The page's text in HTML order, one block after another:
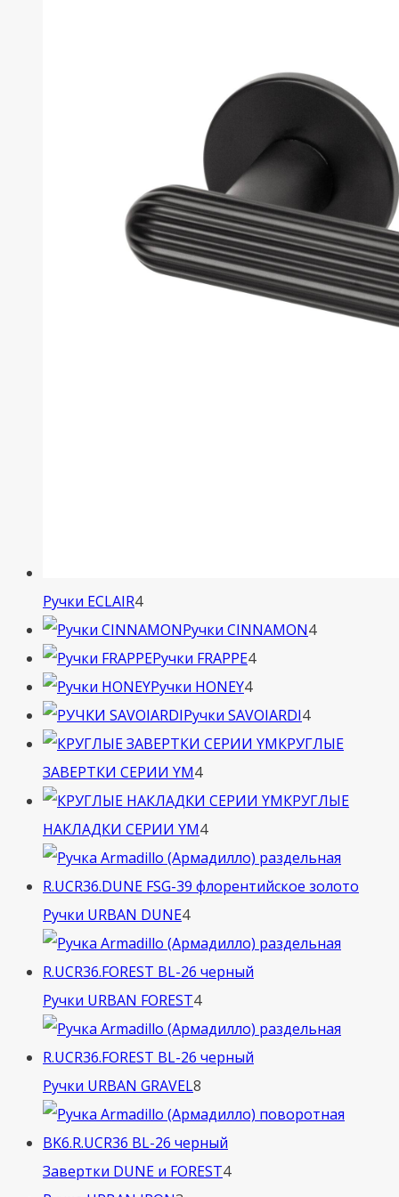
Ручки ECLAIR44
товараРучки CINNAMON44
Ручки FRAPPE44
Ручки HONEY44
товара
Ручки SAVOIARDI44
товара
КРУГЛЫЕ
ЗАВЕРТКИ СЕРИИ YM44
товара
КРУГЛЫЕ
НАКЛАДКИ СЕРИИ YM44
товара
Ручки URBAN DUNE44
товара
Ручки URBAN FOREST44
товара
Ручки URBAN GRAVEL8
товаров
Завертки DUNE и FOREST44